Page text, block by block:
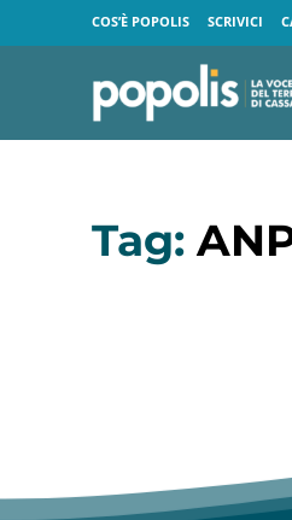
COS’È POPOLIS SCRIVICI
Tag: